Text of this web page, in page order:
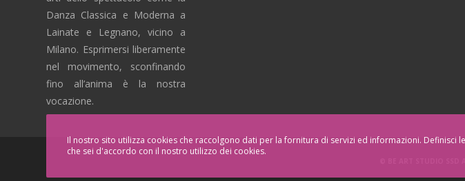
Danza Classica e Moderna a
Lainate e Legnano, vicino a
Milano. Esprimersi liberamente
nel movimento, sconfinando
fino all’anima è la nostra
vocazione.
Il nostro sito utilizza cookies che raccolgono dati per la fornitura di servizi ed informazioni. Definisci
che sei d'accordo con il nostro utilizzo dei cookies.